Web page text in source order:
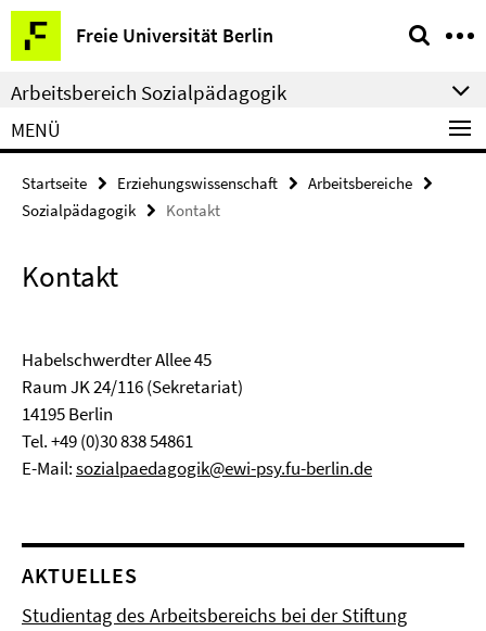
Springe
direkt
zu
Inhalt
Freie Universität Berlin
Service-
Navigation
Arbeitsbereich Sozialpädagogik
MENÜ
Startseite Erziehungswissenschaft
Arbeitsbereiche
Sozialpädagogik
Kontakt
Kontakt
Habelschwerdter Allee 45
Raum JK 24/116 (Sekretariat)
14195 Berlin
Tel. +49 (0)30 838 54861
E-Mail:sozialpaedagogik@ewi-psy.fu-berlin.de
AKTUELLES
Studientag des Arbeitsbereichs bei der Stiftung